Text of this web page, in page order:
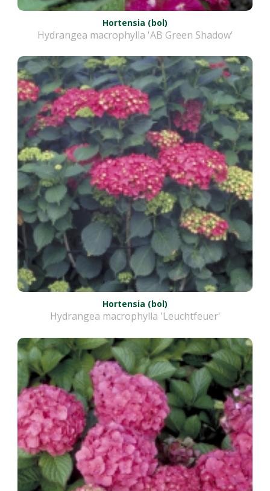
Hortensia (bol)
Hydrangea macrophylla 'AB Green Shadow'
Hortensia (bol)
Hydrangea macrophylla 'Leuchtfeuer'